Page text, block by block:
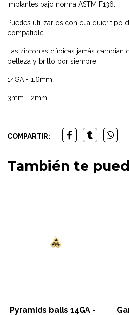
implantes bajo norma ASTM F136.
Puedes utilizarlos con cualquier tipo
compatible.
Las zirconias cúbicas jamás
belleza y brillo por siempre.
14GA - 1.6mm
3mm - 2mm
COMPARTIR:
También te
Pyramids balls 14GA -